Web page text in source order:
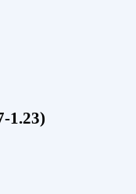
1.23)